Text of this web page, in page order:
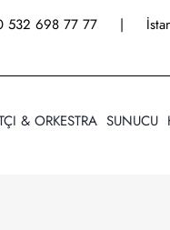
532 698 77 77|
& ORKESTRA SUNUCU